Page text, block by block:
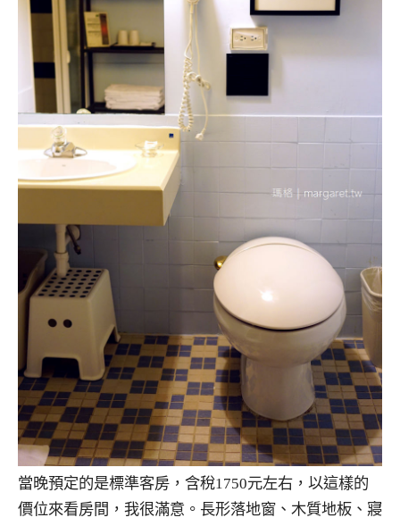
當晚預定的是標準客房，含稅1750元左右，以這樣的
價位來看房間，我很滿意。長形落地窗、木質地板、寢